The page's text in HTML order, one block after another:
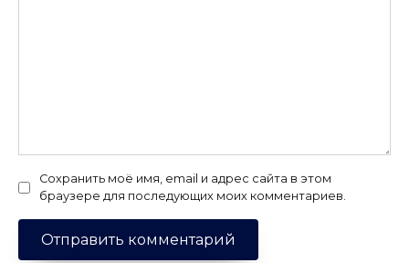
Сохранить моё имя, email и адрес сайта в этом
браузере для последующих моих комментариев.